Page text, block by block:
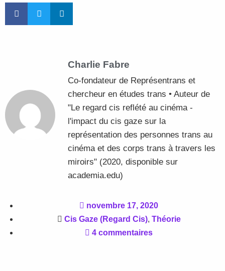
Charlie Fabre
Co-fondateur de Représentrans et
chercheur en études trans • Auteur de
"Le regard cis reflété au cinéma -
l'impact du cis gaze sur la
représentation des personnes trans au
cinéma et des corps trans à travers les
miroirs" (2020, disponible sur
academia.edu)
novembre 17, 2020
Cis Gaze (Regard Cis), Théorie
4 commentaires